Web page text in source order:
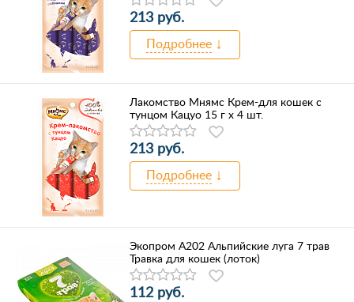
213 руб.
Подробнее
Лакомство Мнямс Крем-для кошек с
тунцом Кацуо 15 г х 4 шт.
213 руб.
Подробнее
Экопром А202 Альпийские луга 7 трав
Травка для кошек (лоток)
112 руб.